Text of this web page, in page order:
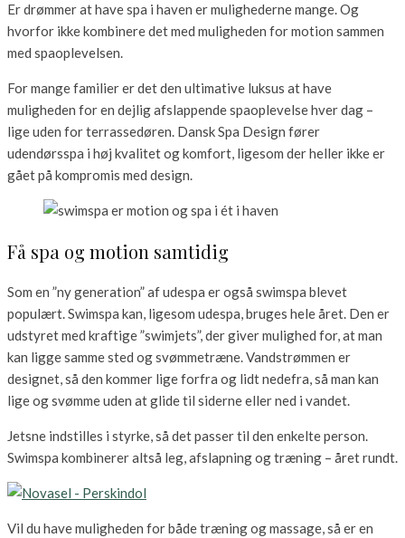
Er drømmer at have spa i haven er mulighederne mange. Og
hvorfor ikke kombinere det med muligheden for motion sammen
med spaoplevelsen.
For mange familier er det den ultimative luksus at have
muligheden for en dejlig afslappende spaoplevelse hver dag –
lige uden for terrassedøren. Dansk Spa Design fører
udendørsspa i høj kvalitet og komfort, ligesom der heller ikke er
gået på kompromis med design.
Få spa og motion samtidig
Som en ”ny generation” af udespa er også swimspa blevet
populært. Swimspa kan, ligesom udespa, bruges hele året. Den er
udstyret med kraftige ”swimjets”, der giver mulighed for, at man
kan ligge samme sted og svømmetræne. Vandstrømmen er
designet, så den kommer lige forfra og lidt nedefra, så man kan
lige og svømme uden at glide til siderne eller ned i vandet.
Jetsne indstilles i styrke, så det passer til den enkelte person.
Swimspa kombinerer altså leg, afslapning og træning – året rundt.
Vil du have muligheden for både træning og massage, så er en